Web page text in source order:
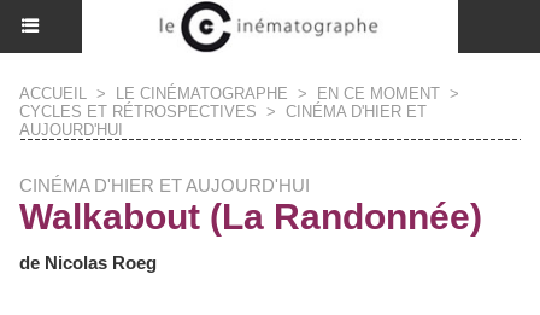
ACCUEIL > LE CINÉMATOGRAPHE > EN CE MOMENT >
CYCLES ET RÉTROSPECTIVES > CINÉMA D'HIER ET
AUJOURD'HUI
CINÉMA D'HIER ET AUJOURD'HUI
Walkabout (La Randonnée)
de Nicolas Roeg